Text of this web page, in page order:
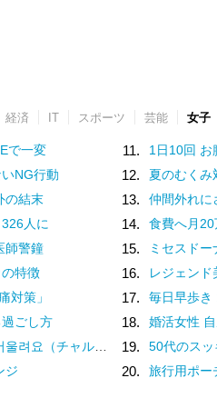
経済 IT スポーツ 芸能 女子
で一変
NG行動
の結末
人に
師警鐘
特徴
対策」
ごし方
ヨ）」の意味は？褒め言葉です♡
ジ
11. 1日10回 お
12. 夏のむくみ
13. 仲間外れに
14. 食費へ月
15. ミセスド
16. レジェン
17. 毎日早歩き
18. 婚活女性
19. 50代のス
20. 旅行用ポー